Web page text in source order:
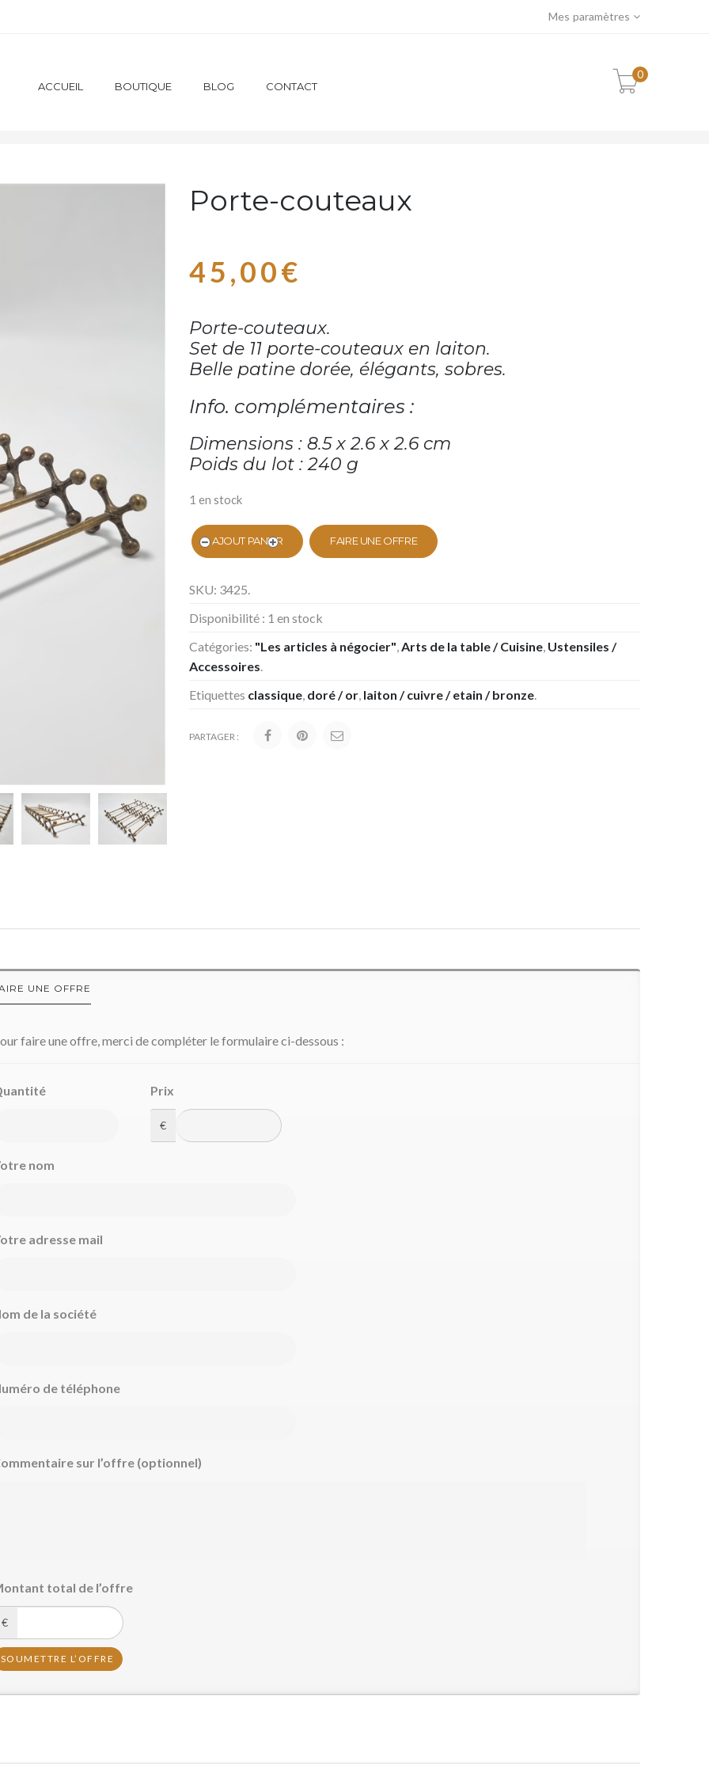
Mes paramètres
ACCUEIL BOUTIQUE BLOG CONTACT
0
Porte-couteaux
45,00€
Porte-couteaux.
Set de 11 porte-couteaux en laiton.
Belle patine dorée, élégants, sobres.
Info. complémentaires :
Dimensions : 8.5 x 2.6 x 2.6 cm
Poids du lot : 240 g
1 en stock
AJOUT PANIER FAIRE UNE OFFRE
SKU: 3425.
Disponibilité : 1 en stock
Catégories: "Les articles à négocier",Arts de la table / Cuisine, Ustensiles /
Accessoires.
Etiquettes classique, doré / or, laiton / cuivre / etain / bronze.
PARTAGER :
UNE OFFRE
faire une offre, merci de compléter le formulaire ci-dessous :
Prix
€
nom
adresse mail
de la société
de téléphone
sur l’offre (optionnel)
total de l’offre
€